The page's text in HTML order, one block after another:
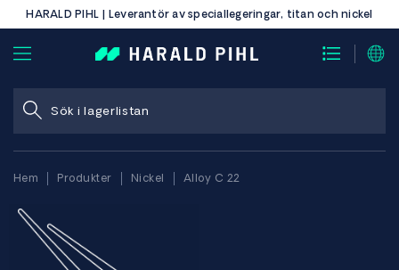
HARALD PIHL | Leverantör av speciallegeringar, titan och nickel
Hem Produkter Nickel Alloy C 22